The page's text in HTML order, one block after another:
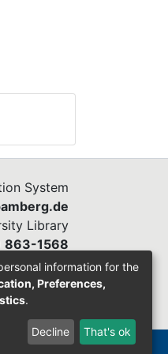
System
Library
863-1568
information for the
Preferences,
.
Decline That's ok